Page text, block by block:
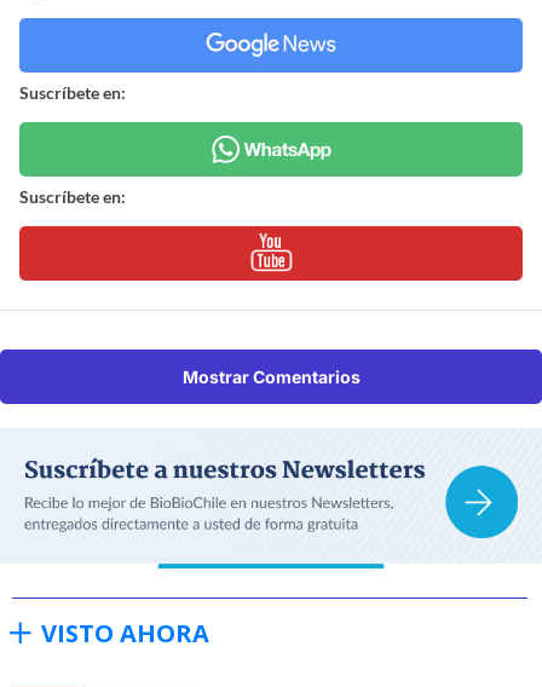
Suscríbete en:
Suscríbete en:
Mostrar Comentarios
VISTO AHORA